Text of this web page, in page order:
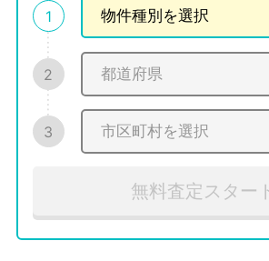
1
2
3
無料査定スター